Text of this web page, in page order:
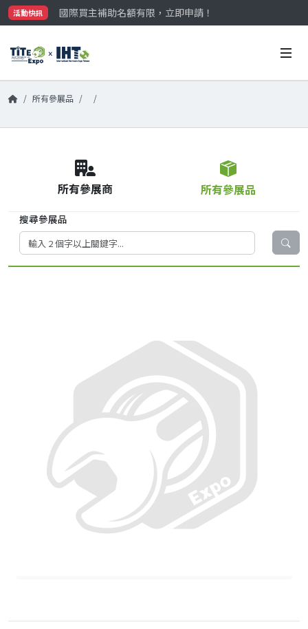
活動快訊
國際買主補助名額有限，立即申請！
參觀門票開放申請中‼️
國際買主補助名額有限，立即申請！
所有參展品
所有參展商 所有參展品
搜尋參展品